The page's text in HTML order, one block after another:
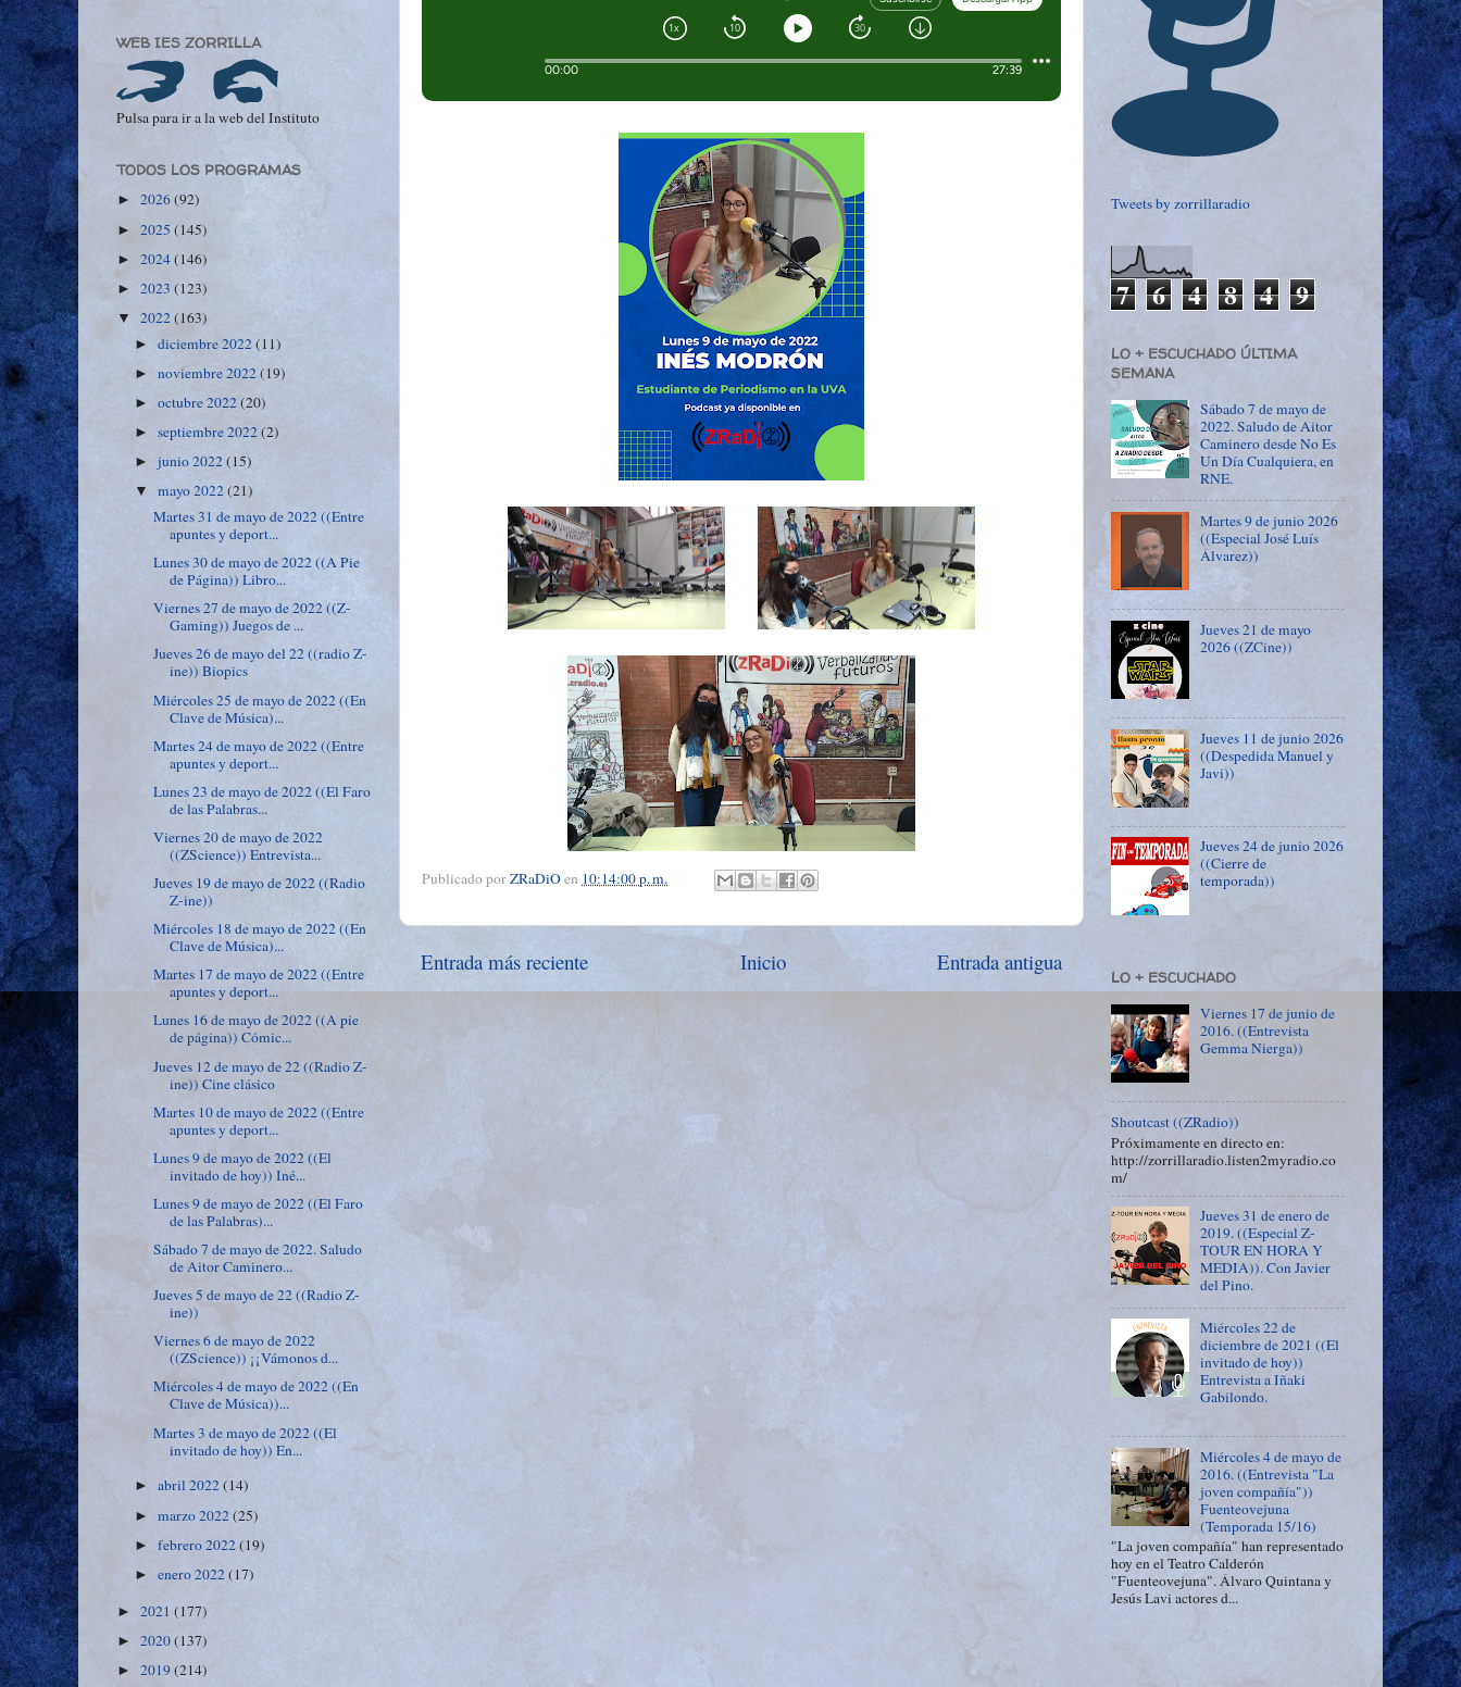
Publicado porZRaDiOen 10:14:00 p. m.
Entrada más reciente Entrada antigua
Inicio
WEB IES ZORRILLA
Pulsa para ir a la web del Instituto
TODOS LOS PROGRAMAS
► 2026(92)
► 2025 (145)
► 2024(146)
► 2023 (123)
▼ 2022(163)
►diciembre 2022(11)
►noviembre 2022(19)
►octubre 2022(20)
►septiembre 2022(2)
►junio 2022(15)
▼mayo 2022(21)
Martes 31 de mayo de 2022 ((Entre
apuntes y deport...
Lunes 30 de mayo de 2022 ((A Pie
de Página)) Libro...
Viernes 27 de mayo de 2022 ((Z-
Gaming)) Juegos de ...
Jueves 26 de mayo del 22 ((radio Z-
ine)) Biopics
Miércoles 25 de mayo de 2022 ((En
Clave de Música)...
Martes 24 de mayo de 2022 ((Entre
apuntes y deport...
Lunes 23 de mayo de 2022 ((El Faro
de las Palabras...
Viernes 20 de mayo de 2022
((ZScience)) Entrevista...
Jueves 19 de mayo de 2022 ((Radio
Z-ine))
Miércoles 18 de mayo de 2022 ((En
Clave de Música)...
Martes 17 de mayo de 2022 ((Entre
apuntes y deport...
Lunes 16 de mayo de 2022 ((A pie
de página)) Cómic...
Jueves 12 de mayo de 22 ((Radio Z-
ine)) Cine clásico
Martes 10 de mayo de 2022 ((Entre
apuntes y deport...
Lunes 9 de mayo de 2022 ((El
invitado de hoy)) Iné...
Lunes 9 de mayo de 2022 ((El Faro
de las Palabras)...
Sábado 7 de mayo de 2022. Saludo
de Aitor Caminero...
Jueves 5 de mayo de 22 ((Radio Z-
ine))
Viernes 6 de mayo de 2022
((ZScience)) ¡¡Vámonos d...
Miércoles 4 de mayo de 2022 ((En
Clave de Música))...
Martes 3 de mayo de 2022 ((El
invitado de hoy)) En...
►abril 2022(14)
►marzo 2022(25)
►febrero 2022(19)
►enero 2022(17)
► 2021 (177)
► 2020(137)
► 2019(214)
Tweets by zorrillaradio
7 6 4 8 4 9
LO + ESCUCHADO ÚLTIMA
SEMANA
Sábado 7 de mayo de
2022. Saludo de Aitor
Caminero desde No Es
Un Día Cualquiera, en
RNE.
Martes 9 de junio 2026
((Especial José Luís
Álvarez))
Jueves 21 de mayo
2026 ((ZCine))
Jueves 11 de junio 2026
((Despedida Manuel y
Javi))
Jueves 24 de junio 2026
((Cierre de
temporada))
LO + ESCUCHADO
Viernes 17 de junio de
2016. ((Entrevista
Gemma Nierga))
Shoutcast ((ZRadio))
Próximamente en directo en:
http://zorrillaradio.listen2myradio.co
m/
Jueves 31 de enero de
2019. ((Especial Z-
TOUR EN HORA Y
MEDIA)). Con Javier
del Pino.
Miércoles 22 de
diciembre de 2021 ((El
invitado de hoy))
Entrevista a Iñaki
Gabilondo.
Miércoles 4 de mayo de
2016. ((Entrevista "La
joven compañía"))
Fuenteovejuna
(Temporada 15/16)
"La joven compañía" han representado
hoy en el Teatro Calderón
"Fuenteovejuna". Álvaro Quintana y
Jesús Lavi actores d...